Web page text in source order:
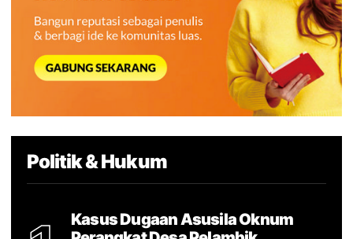
Politik & Hukum
Kasus Dugaan Asusila Oknum